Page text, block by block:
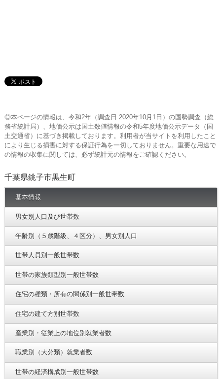
◎本ページの情報は、令和2年（調査日 2020年10月1日）の国勢調査（総
務省統計局）、地価公示は国土数値情報の令和5年度地価公示データ（国
土交通省）に基づき掲載しております。利用者が当サイトを利用したこと
により生じる損害に対する保証行為を一切しておりません。重要な用途で
の情報の収集に関しては、必ず統計元の情報をご確認ください。
千葉県銚子市黒生町
基本情報
男女別人口及び世帯数
年齢別（５歳階級、４区分）、男女別人口
世帯人員別一般世帯数
世帯の家族類型別一般世帯数
住宅の種類・所有の関係別一般世帯数
住宅の建て方別世帯数
産業別・従業上の地位別就業者数
職業別（大分類）就業者数
世帯の経済構成別一般世帯数